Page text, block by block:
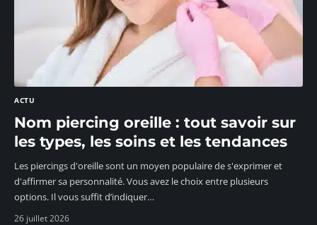
ACTU
Nom piercing oreille : tout savoir sur
les types, les soins et les tendances
Les piercings d'oreille sont un moyen populaire de s'exprimer et
d'affirmer sa personnalité. Vous avez le choix entre plusieurs
options. Il vous suffit d’indiquer…
26 juillet 2026